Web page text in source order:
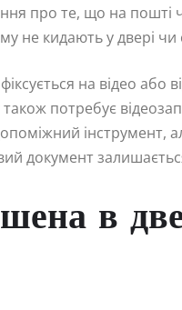
про те, що на пошті
не кидають у двері чи
на відео або
потребує
інструмент,
документ
в